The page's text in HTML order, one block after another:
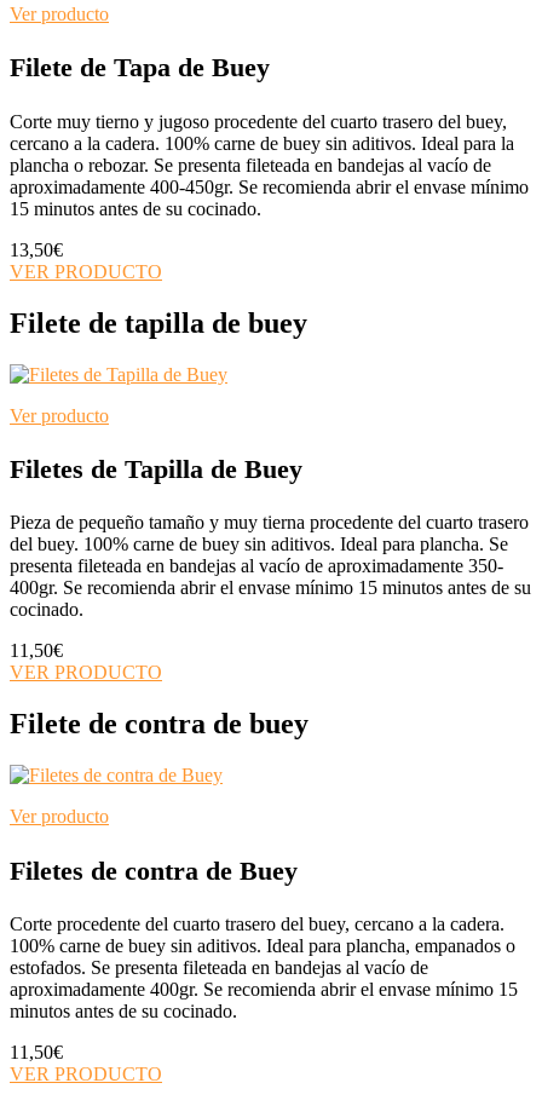
Ver producto
Filete de Tapa de Buey
Corte muy tierno y jugoso procedente del cuarto trasero del buey,
cercano a la cadera. 100% carne de buey sin aditivos. Ideal para la
plancha o rebozar. Se presenta fileteada en bandejas al vacío de
aproximadamente 400-450gr. Se recomienda abrir el envase mínimo
15 minutos antes de su cocinado.
13,50€
VER PRODUCTO
Filete de tapilla de buey
Ver producto
Filetes de Tapilla de Buey
Pieza de pequeño tamaño y muy tierna procedente del cuarto trasero
del buey. 100% carne de buey sin aditivos. Ideal para plancha. Se
presenta fileteada en bandejas al vacío de aproximadamente 350-
400gr. Se recomienda abrir el envase mínimo 15 minutos antes de su
cocinado.
11,50€
VER PRODUCTO
Filete de contra de buey
Ver producto
Filetes de contra de Buey
Corte procedente del cuarto trasero del buey, cercano a la cadera.
100% carne de buey sin aditivos. Ideal para plancha, empanados o
estofados. Se presenta fileteada en bandejas al vacío de
aproximadamente 400gr. Se recomienda abrir el envase mínimo 15
minutos antes de su cocinado.
11,50€
VER PRODUCTO